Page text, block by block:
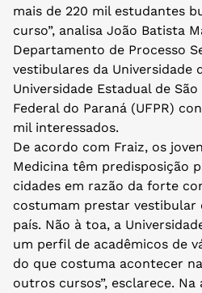
mais de 220 mil estudantes
curso”, analisa João Batista
Departamento de Processo
vestibulares da Universidade
Universidade Estadual de
Federal do Paraná (UFPR)
mil interessados.
De acordo com Fraiz, os
Medicina têm predisposição
cidades em razão da forte
costumam prestar vestibular
país. Não à toa, a
um perfil de acadêmicos de
do que costuma acontecer
outros cursos”, esclarece. Na